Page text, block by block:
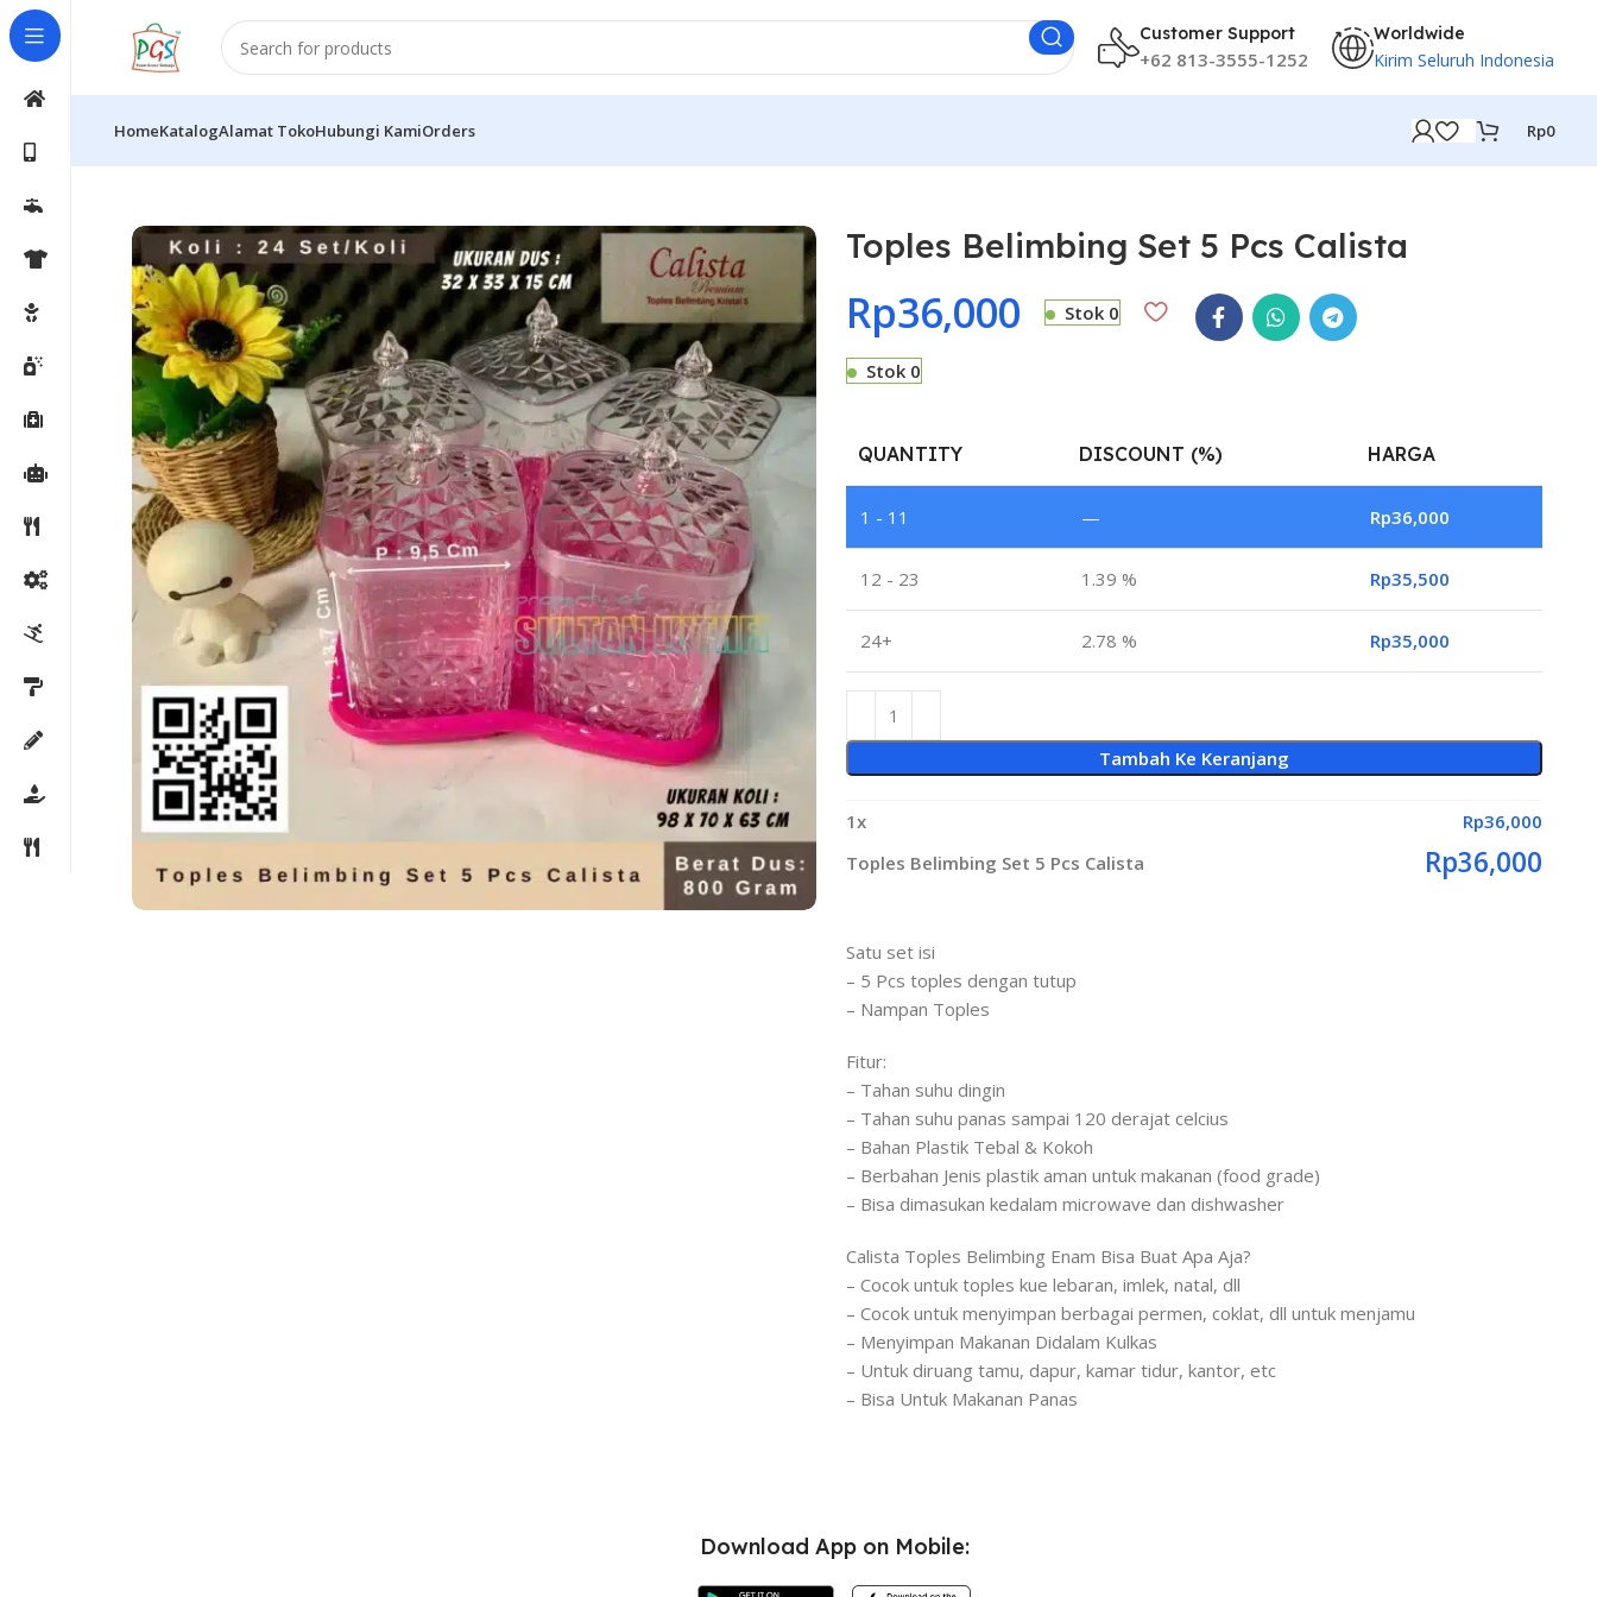
Customer Support
+62 813-3555-1252
Worldwide
Kirim Seluruh Indonesia
HomeKatalogAlamat TokoHubungi KamiOrders Rp0
Toples Belimbing Set 5 Pcs Calista
Rp36,000 Stok 0
Stok 0
QUANTITY DISCOUNT (%) HARGA
1 - 11 — Rp36,000
12 - 23 1.39 % Rp35,500
24+ 2.78 % Rp35,000
Tambah Ke Keranjang
1x Rp36,000
Toples Belimbing Set 5 Pcs Calista
Rp36,000
Satu set isi
– 5 Pcs toples dengan tutup
– Nampan Toples
Fitur:
– Tahan suhu dingin
– Tahan suhu panas sampai 120 derajat celcius
– Bahan Plastik Tebal & Kokoh
– Berbahan Jenis plastik aman untuk makanan (food grade)
– Bisa dimasukan kedalam microwave dan dishwasher
Calista Toples Belimbing Enam Bisa Buat Apa Aja?
– Cocok untuk toples kue lebaran, imlek, natal, dll
– Cocok untuk menyimpan berbagai permen, coklat, dll untuk menjamu
– Menyimpan Makanan Didalam Kulkas
– Untuk diruang tamu, dapur, kamar tidur, kantor, etc
– Bisa Untuk Makanan Panas
Download App on Mobile: